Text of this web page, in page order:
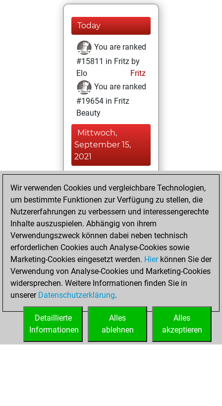
Today
You are ranked
#15811 in Fritz by
Elo
Fritz
You are ranked
#19654 in Fritz
Beauty
Mittwoch,
September 15,
2021
BeautyScore of 3
Fritz
achieved a new Elo
of 1586
Dienstag,
September 14,
2021
You created
your Fritz account
Wir verwenden Cookies und vergleichbare Technologien,
um bestimmte Funktionen zur Verfügung zu stellen, die
Nutzererfahrungen zu verbessern und interessengerechte
Inhalte auszuspielen. Abhängig von ihrem
Verwendungszweck können dabei neben technisch
erforderlichen Cookies auch Analyse-Cookies sowie
Marketing-Cookies eingesetzt werden. Hierkönnen Sie der
Verwendung von Analyse-Cookies und Marketing-Cookies
widersprechen. Weitere Informationen finden Sie in
unserer Datenschutzerklärung.
Alles
akzeptieren
Alles
ablehnen
Detaillierte
Informationen